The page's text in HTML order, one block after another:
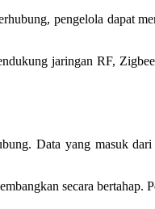
pengelola dapat
jaringan RF,
Data yang masuk
secara bertahap.